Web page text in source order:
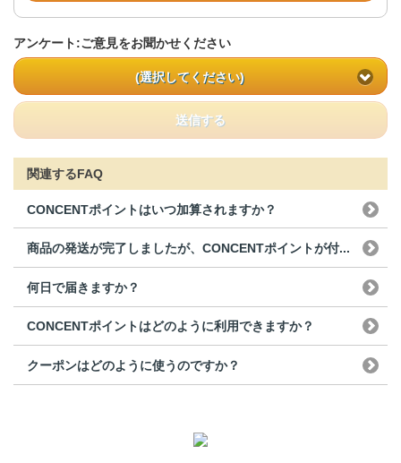
アンケート:ご意見をお聞かせください
(選択してください)
送信する
関連するFAQ
CONCENTポイントはいつ加算されますか？
商品の発送が完了しましたが、CONCENTポイントが付...
何日で届きますか？
CONCENTポイントはどのように利用できますか？
クーポンはどのように使うのですか？